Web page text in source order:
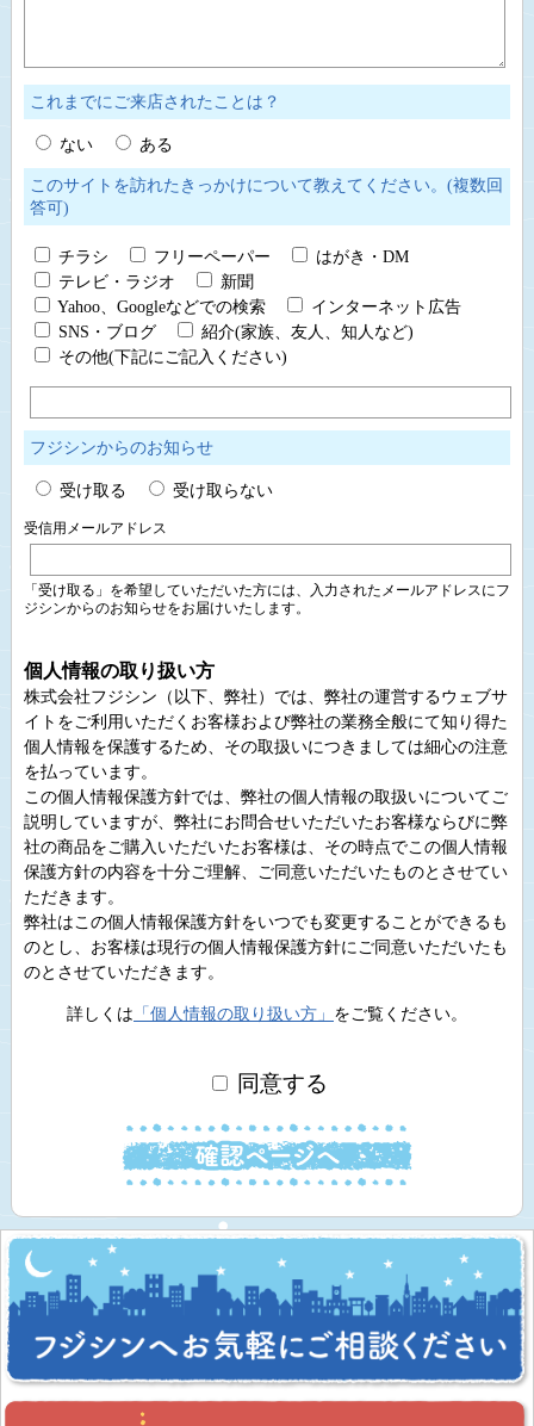
これまでにご来店されたことは？
ない ある
このサイトを訪れたきっかけについて教えてください。(複数回
答可)
チラシ フリーペーパー
はがき・DM
テレビ・ラジオ
新聞
Yahoo、Googleなどでの検索
インターネット広告
SNS・ブログ
紹介(家族、友人、知人など)
その他(下記にご記入ください)
フジシンからのお知らせ
受け取る 受け取らない
受信用メールアドレス
「受け取る」を希望していただいた方には、入力されたメールアドレスにフ
ジシンからのお知らせをお届けいたします。
個人情報の取り扱い方
株式会社フジシン（以下、弊社）では、弊社の運営するウェブサ
イトをご利用いただくお客様および弊社の業務全般にて知り得た
個人情報を保護するため、その取扱いにつきましては細心の注意
を払っています。
この個人情報保護方針では、弊社の個人情報の取扱いについてご
説明していますが、弊社にお問合せいただいたお客様ならびに弊
社の商品をご購入いただいたお客様は、その時点でこの個人情報
保護方針の内容を十分ご理解、ご同意いただいたものとさせてい
ただきます。
弊社はこの個人情報保護方針をいつでも変更することができるも
のとし、お客様は現行の個人情報保護方針にご同意いただいたも
のとさせていただきます。
詳しくは 「個人情報の取り扱い方」 をご覧ください。
同意する